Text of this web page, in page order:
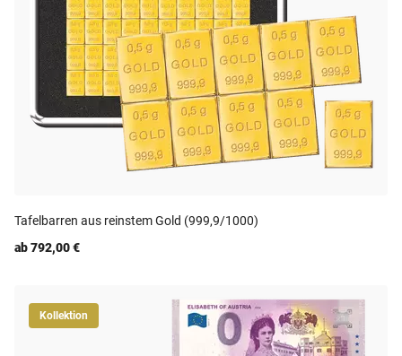
Tafelbarren aus reinstem Gold (999,9/1000)
ab 792,00 €
Kollektion